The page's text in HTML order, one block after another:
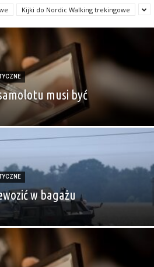
Kijki do Nordic Walking trekingowe
musi być
w bagażu